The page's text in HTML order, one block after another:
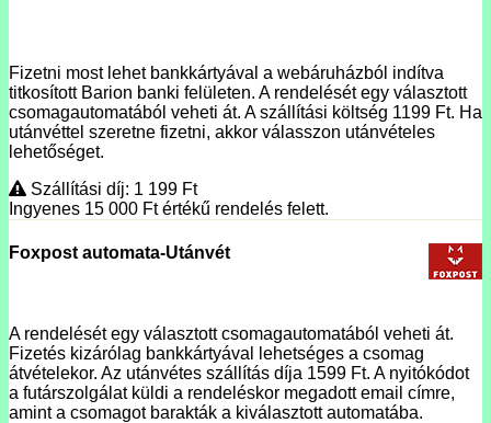
Fizetni most lehet bankkártyával a webáruházból indítva
titkosított Barion banki felületen. A rendelését egy választott
csomagautomatából veheti át. A szállítási költség 1199 Ft. Ha
utánvéttel szeretne fizetni, akkor válasszon utánvételes
lehetőséget.
Szállítási díj: 1 199 Ft
Ingyenes 15 000 Ftértékű rendelés felett.
Foxpost automata-Utánvét
A rendelését egy választott csomagautomatából veheti át.
Fizetés kizárólag bankkártyával lehetséges a csomag
átvételekor. Az utánvétes szállítás díja 1599 Ft. A nyitókódot
a futárszolgálat küldi a rendeléskor megadott email címre,
amint a csomagot barakták a kiválasztott automatába.